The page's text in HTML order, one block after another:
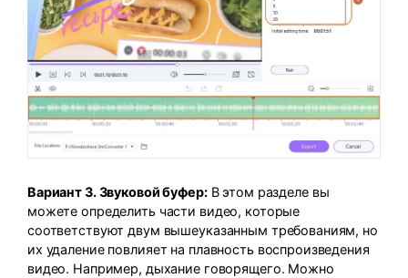
Вариант 3. Звуковой буфер:В этом разделе вы
можете определить части видео, которые
соответствуют двум вышеуказанным требованиям, но
их удаление повлияет на плавность воспроизведения
видео. Например, дыхание говорящего. Можно